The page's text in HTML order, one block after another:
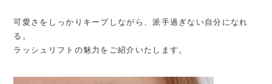
可愛さをしっかりキープしながら、派手過ぎない自分になれ
る。
ラッシュリフトの魅力をご紹介いたします。